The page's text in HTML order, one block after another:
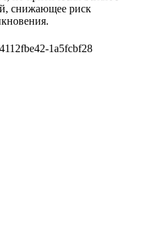
снижающее риск
1a5fcbf28